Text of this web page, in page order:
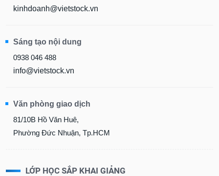
kinhdoanh@vietstock.vn
Sáng tạo nội dung
0938 046 488
info@vietstock.vn
Văn phòng giao dịch
81/10B Hồ Văn Huê,
Phường Đức Nhuận, Tp.HCM
LỚP HỌC SẮP KHAI GIẢNG